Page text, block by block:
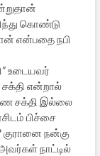
கொண்டு
என்பதை நபி
உடையவர்
சக்தி என்றால்
சக்தி இல்லை
பிச்சை
நன்கு
நாட்டில்